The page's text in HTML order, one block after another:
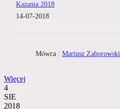
Kazania 2018
14-07-2018
Mówca : Mariusz Zaborowski
Więcej
4
SIE
2018